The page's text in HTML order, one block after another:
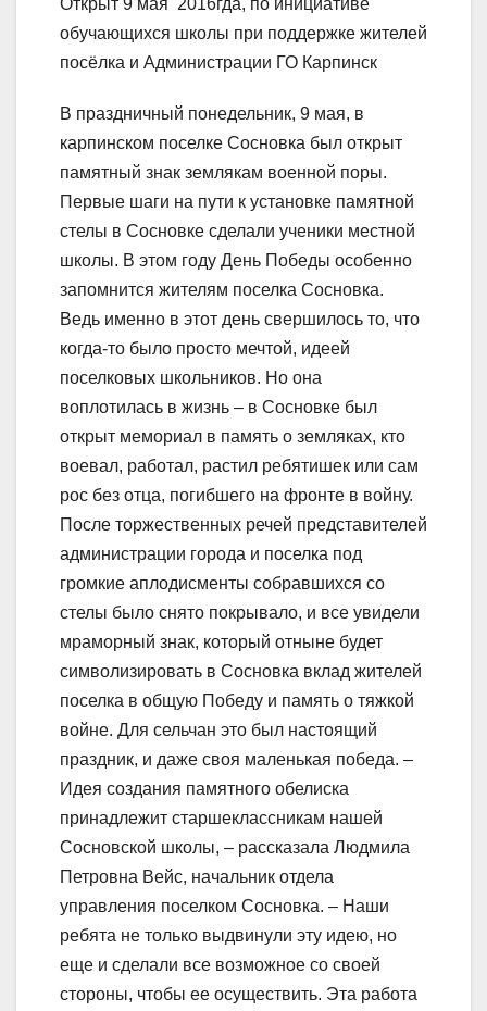
обучающихся школы при поддержке жителей
посёлка и Администрации ГО Карпинск
В праздничный понедельник, 9 мая, в
карпинском поселке Сосновка был открыт
памятный знак землякам военной поры.
Первые шаги на пути к установке памятной
стелы в Сосновке сделали ученики местной
школы. В этом году День Победы особенно
запомнится жителям поселка Сосновка.
Ведь именно в этот день свершилось то, что
когда-то было просто мечтой, идеей
поселковых школьников. Но она
воплотилась в жизнь – в Сосновке был
открыт мемориал в память о земляках, кто
воевал, работал, растил ребятишек или сам
рос без отца, погибшего на фронте в войну.
После торжественных речей представителей
администрации города и поселка под
громкие аплодисменты собравшихся со
стелы было снято покрывало, и все увидели
мраморный знак, который отныне будет
символизировать в Сосновка вклад жителей
поселка в общую Победу и память о тяжкой
войне. Для сельчан это был настоящий
праздник, и даже своя маленькая победа. –
Идея создания памятного обелиска
принадлежит старшеклассникам нашей
Сосновской школы, – рассказала Людмила
Петровна Вейс, начальник отдела
управления поселком Сосновка. – Наши
ребята не только выдвинули эту идею, но
еще и сделали все возможное со своей
стороны, чтобы ее осуществить. Эта работа